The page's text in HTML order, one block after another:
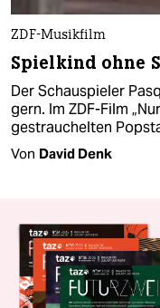
ZDF-Musikfilm
Spielkind ohne
Der Schauspieler
gern. Im ZDF-Film
gestrauchelten
Von David Denk